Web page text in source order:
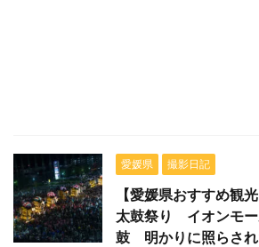
愛媛県 撮影日記
【愛媛県おすすめ観
太鼓祭り イオンモ
鼓 明かりに照らされ